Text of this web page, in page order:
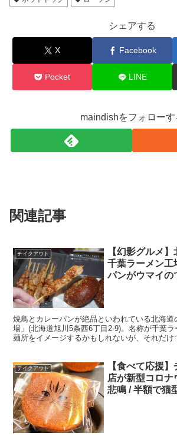
シェアする
X Facebook
Pocket LINE
maindishをフォローす
関連記事
テイクアウト
【幻影グルメ
千葉ラーメン工
パンがウマイの
焼鳥とカレーパンが絶品といわれている北海道
場」(北海道旭川5条西6丁目2-9)。名称が千葉
麺所をイメージするかもしれないが、それだけ
テイクアウト
【食べて応援
店が新型コロ
悲鳴 / 半額で猫